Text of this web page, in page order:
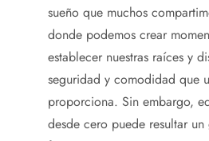
sueño que muchos
donde podemos crear
establecer nuestras raíces y
seguridad y comodidad que
proporciona. Sin embargo,
desde cero puede resultar